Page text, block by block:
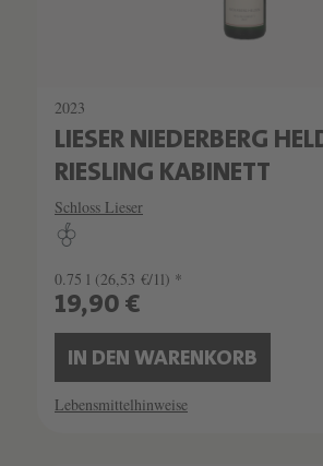
2023
LIESER NIEDERBERG
RIESLING KABINETT
Schloss Lieser
0.75 l (26,53 €/1l) *
19,90 €
IN DEN WARENKORB
Lebensmittelhinweise